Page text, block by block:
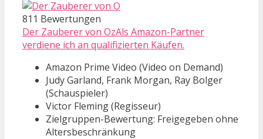
811 Bewertungen
Der Zauberer von OzAls Amazon-Partner
verdiene ich an qualifizierten Käufen.
Amazon Prime Video (Video on Demand)
Judy Garland, Frank Morgan, Ray Bolger
(Schauspieler)
Victor Fleming (Regisseur)
Zielgruppen-Bewertung: Freigegeben ohne
Altersbeschränkung